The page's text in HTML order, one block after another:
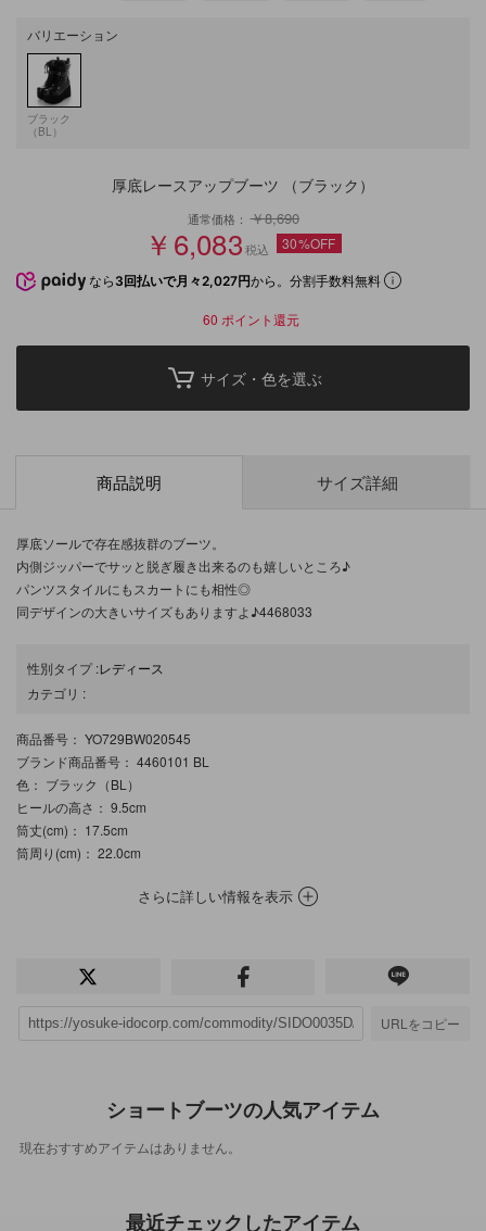
バリエーション
ブラック
（BL）
厚底レースアップブーツ （ブラック）
通常価格：￥8,690
￥6,083税込 30%OFF
なら 3回払いで月々2,027円から。分割手数料無料
60 ポイント還元
サイズ・色を選ぶ
商品説明 サイズ詳細
厚底ソールで存在感抜群のブーツ。
内側ジッパーでサッと脱ぎ履き出来るのも嬉しいところ♪
パンツスタイルにもスカートにも相性◎
同デザインの大きいサイズもありますよ♪4468033
性別タイプ:レディース
カテゴリ :
商品番号 ： YO729BW020545
ブランド商品番号 ： 4460101 BL
色 ： ブラック（BL）
ヒールの高さ ： 9.5cm
筒丈(cm) ： 17.5cm
筒周り(cm) ： 22.0cm
さらに詳しい情報を表示
URLをコピー
ショートブーツの人気アイテム
現在おすすめアイテムはありません。
最近チェックしたアイテム